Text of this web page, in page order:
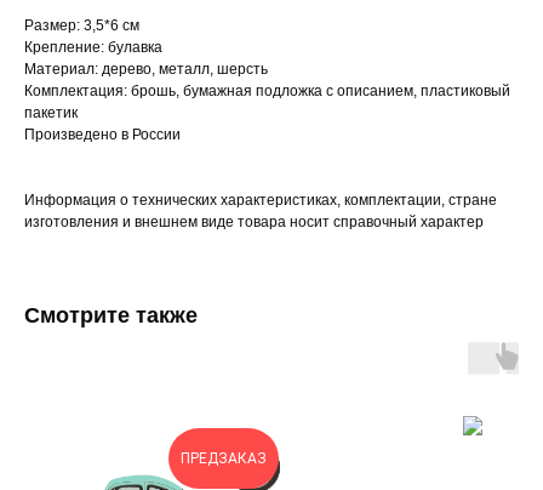
Размер: 3,5*6 см
Крепление: булавка
Материал: дерево, металл, шерсть
Комплектация: брошь, бумажная подложка с описанием, пластиковый
пакетик
Произведено в России
Информация о технических характеристиках, комплектации, стране
изготовления и внешнем виде товара носит справочный характер
Смотрите также
ПРЕДЗАКАЗ